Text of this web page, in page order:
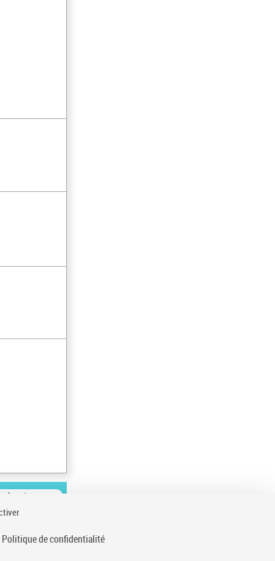
page
Politique de confidentialité